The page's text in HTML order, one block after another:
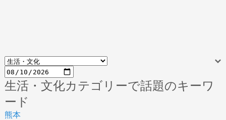
生活・文化カテゴリーで話題のキーワ
ード
熊本